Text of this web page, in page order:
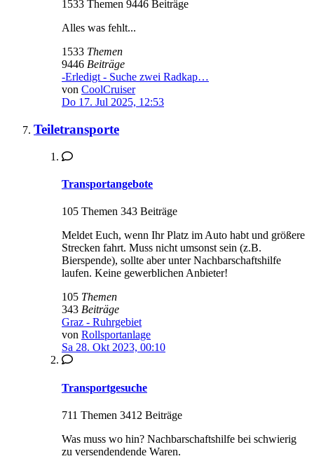
1533 Themen 9446 Beiträge
Alles was fehlt...
1533 Themen
9446 Beiträge
-Erledigt - Suche zwei Radkap…
von CoolCruiser
Do 17. Jul 2025, 12:53
Teiletransporte
Transportangebote
105 Themen 343 Beiträge
Meldet Euch, wenn Ihr Platz im Auto habt und größere
Strecken fahrt. Muss nicht umsonst sein (z.B.
Bierspende), sollte aber unter Nachbarschaftshilfe
laufen. Keine gewerblichen Anbieter!
105 Themen
343 Beiträge
Graz - Ruhrgebiet
von Rollsportanlage
Sa 28. Okt 2023, 00:10
Transportgesuche
711 Themen 3412 Beiträge
Was muss wo hin? Nachbarschaftshilfe bei schwierig
zu versendendende Waren.